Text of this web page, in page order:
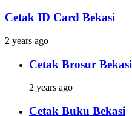
Cetak ID Card Bekasi
2 years ago
Cetak Brosur Bekasi
2 years ago
Cetak Buku Bekasi